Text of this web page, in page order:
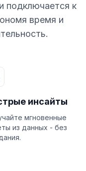
подключается к
время и
инсайты
мгновенные
из данных - без